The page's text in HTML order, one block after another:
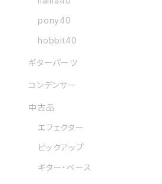
pony40
hobbit40
ギターパーツ
コンデンサー
中古品
エフェクター
ピックアップ
ギター・ベース